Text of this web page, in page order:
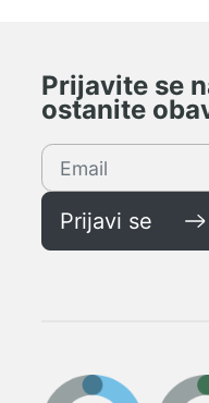
Prijavite se
ostanite
Prijavi se